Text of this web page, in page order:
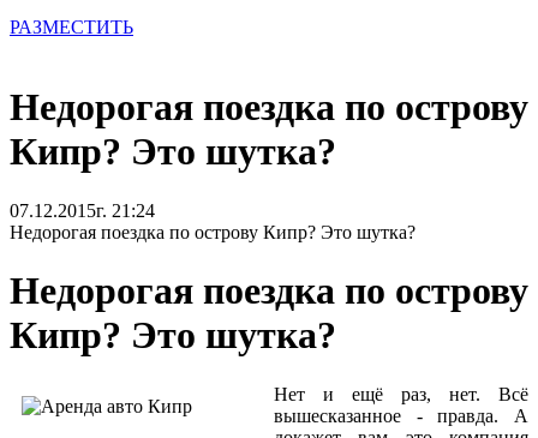
РАЗМЕСТИТЬ
Недорогая поездка по острову
Кипр? Это шутка?
07.12.2015г. 21:24
Недорогая поездка по острову Кипр? Это шутка?
Недорогая поездка по острову
Кипр? Это шутка?
Нет и ещё раз, нет. Всё
вышесказанное - правда. А